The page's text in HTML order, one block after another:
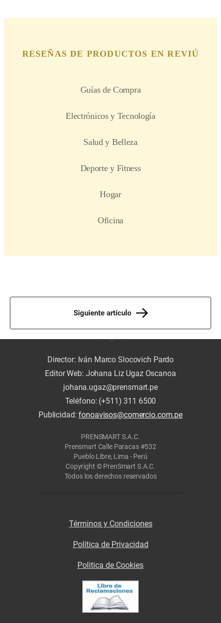
Siguiente artículo
Director: Iván Marco Slocovich Pardo
Editor Web: Johana Liz Ugaz Oscanoa
johana.ugaz@prensmart.pe
Teléfono: (+511) 311 6500
Publicidad:fonoavisos@comercio.com.pe
PRENSMART S.A.C.
Prensmart Calle Paracas #532
Pueblo Libre, Lima - Perú
Copyright © PrenSmart S.A.C.
Todos los derechos reservados
Términos y Condiciones
Política de Privacidad
Politica de Cookies